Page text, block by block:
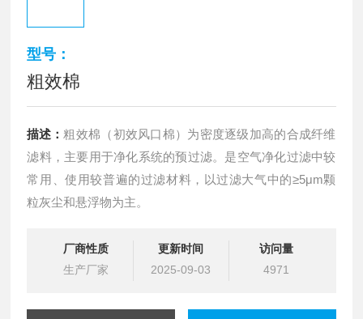
型号：
粗效棉
描述： 粗效棉（初效风口棉）为密度逐级加高的合成纤维
滤料，主要用于净化系统的预过滤。是空气净化过滤中较
常用、使用较普遍的过滤材料，以过滤大气中的≥5μm颗
粒灰尘和悬浮物为主。
厂商性质
生产厂家
更新时间
2025-09-03
访问量
4971